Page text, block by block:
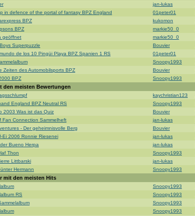
jan-lukas
in defence of the portal of fantasy BPZ England 01peter01
BPZ kukomon
BPZ markie50_0
geöffnet markie50_0
Boys Superpuzzle Bouvier
mundo de los 10 Pingüi Playa BPZ Spanien 1 RS 01peter01
Snoopy1993
Zeiten des Automobilsports BPZ Bouvier
BPZ Snoopy1993
den meisten Bewertungen
kaychristian123
England BPZ Neutral RS Snoopy1993
2003 Was ist das Quiz Bouvier
Fan Connection Sammelheft jan-lukas
- Der geheimnisvolle Berg Bouvier
Ei 2006 Ronnie Riesenei jan-lukas
Bueno Herpa jan-lukas
Thon Snoopy1993
Littbarski jan-lukas
Hermann Snoopy1993
mit den meisten Hits
Snoopy1993
RS Snoopy1993
Snoopy1993
Snoopy1993